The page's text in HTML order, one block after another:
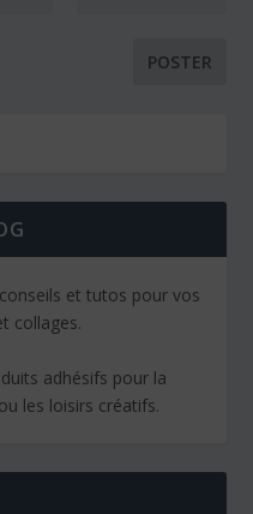
et tutos pour vos
collages.
adhésifs pour la
les loisirs créatifs.